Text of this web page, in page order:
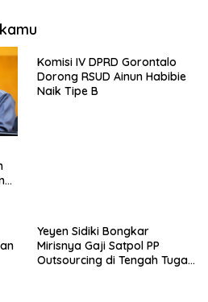
Komisi IV DPRD Gorontalo
Dorong RSUD Ainun Habibie
Naik Tipe B
Yeyen Sidiki Bongkar
Mirisnya Gaji Satpol PP
Outsourcing di Tengah Tugas